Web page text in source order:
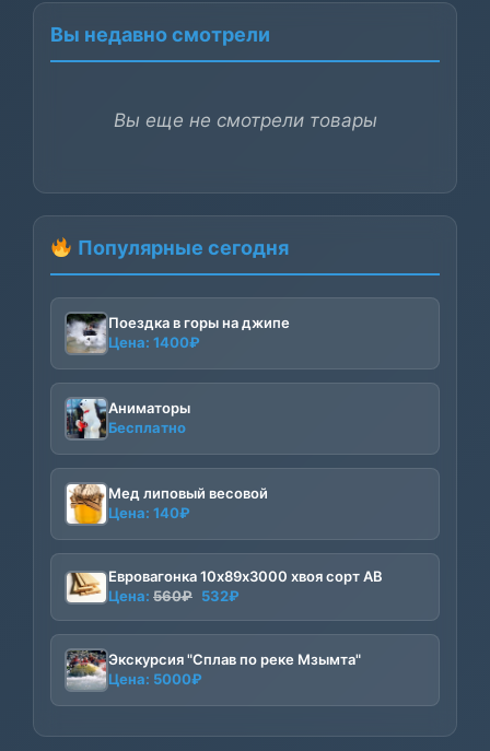
Вы недавно смотрели
Вы еще не смотрели товары
Популярные сегодня
Поездка в горы на джипе
Цена: 1400₽
Аниматоры
Бесплатно
Мед липовый весовой
Цена: 140₽
Евровагонка 10х89х3000 хвоя сорт АВ
Цена: 560₽ Первоначальная
составляла
560₽.
532₽
532₽.
Экскурсия "Сплав по реке Мзымта"
Цена: 5000₽